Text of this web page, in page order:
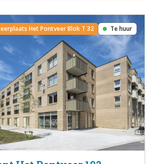
Het Pontveer Blok T 32 Te huur